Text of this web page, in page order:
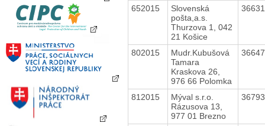
652015
Slovenská
pošta,a.s.
Thurzova 1, 042
21 Košice
802015
Mudr.Kubušová
Tamara
Kraskova 26,
976 66 Polomka
812015
Mýval s.r.o.
Rázusova 13,
977 01 Brezno